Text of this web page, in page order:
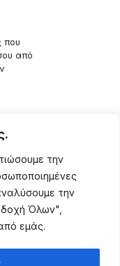
την
την
Όλων",
εμάς.
που
από